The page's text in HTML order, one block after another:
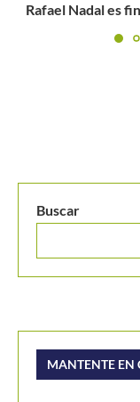
Angelica
Buscar
MANTENTE EN